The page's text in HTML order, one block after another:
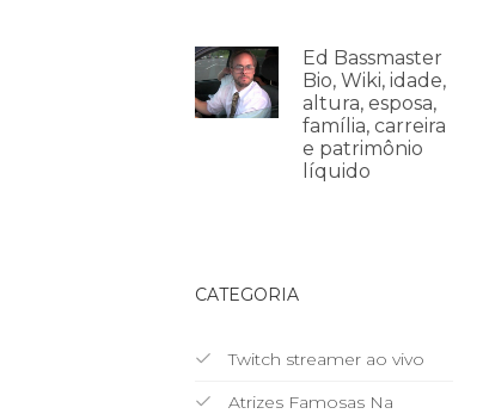
Ed Bassmaster
Bio, Wiki, idade,
altura, esposa,
família, carreira
e patrimônio
líquido
CATEGORIA
Twitch streamer ao vivo
Atrizes Famosas Na